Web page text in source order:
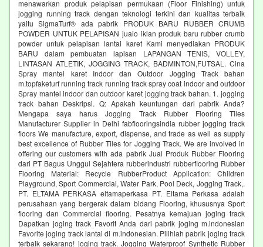
menawarkan produk pelapisan permukaan (Floor Finishing) untuk
jogging running track dengan teknologi terkini dan kualitas terbaik
yaitu SigmaTurf® ada pabrik PRODUK BARU RUBBER CRUMB
POWDER UNTUK PELAPISAN jualo iklan produk baru rubber crumb
powder untuk pelapisan lantai karet Kami menyediakan PRODUK
BARU dalam pembuatan lapisan LAPANGAN TENIS, VOLLEY,
LINTASAN ATLETIK, JOGGING TRACK, BADMINTON,FUTSAL. Cina
Spray mantel karet Indoor dan Outdoor Jogging Track bahan
m.topfaketurf running track running track spray coat indoor and outdoor
Spray mantel indoor dan outdoor karet jogging track bahan. 1. jogging
track bahan Deskripsi. Q: Apakah keuntungan dari pabrik Anda?
Mengapa saya harus Jogging Track Rubber Flooring Tiles
Manufacturer Supplier in Delhi fabflooringsindia rubber jogging track
floors We manufacture, export, dispense, and trade as well as supply
best excellence of Rubber Tiles for Jogging Track. We are involved in
offering our customers with ada pabrik Jual Produk Rubber Flooring
dari PT Bagus Unggul Sejahtera rubberindustri rubberflooring Rubber
Flooring Material: Recycle RubberProduct Application: Children
Playground, Sport Commercial, Water Park, Pool Deck, Jogging Track,.
PT. ELTAMA PERKASA eltamaperkasa PT. Eltama Perkasa adalah
perusahaan yang bergerak dalam bidang Flooring, khususnya Sport
flooring dan Commercial flooring. Pesatnya kemajuan joging track
Dapatkan joging track Favorit Anda dari pabrik joging m.indonesian
Favorite joging track lantai di m.indonesian. Pilihlah pabrik joging track
terbaik sekarang! joging track. Jogging Waterproof Synthetic Rubber